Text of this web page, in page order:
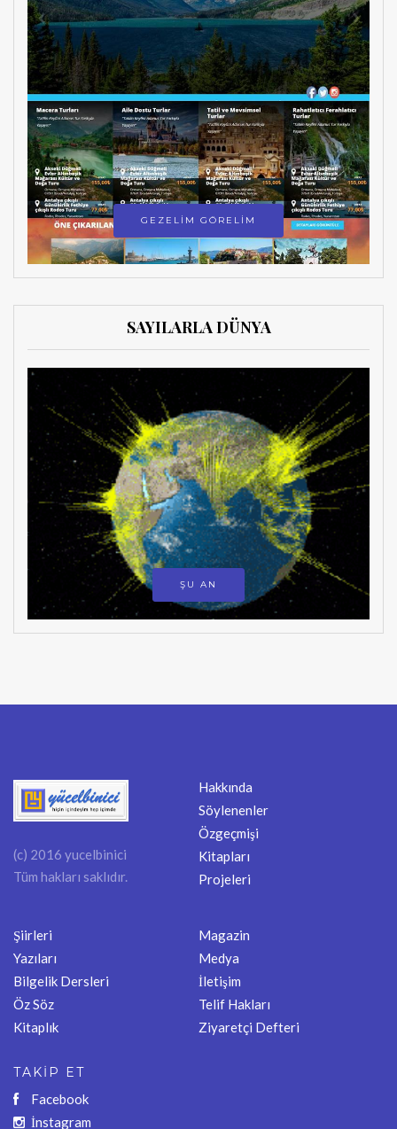
GEZELİM GÖRELİM
SAYILARLA DÜNYA
ŞU AN
(c) 2016 yucelbinici
Tüm hakları saklıdır.
Hakkında
Söylenenler
Özgeçmişi
Kitapları
Projeleri
Şiirleri
Yazıları
Bilgelik Dersleri
Öz Söz
Kitaplık
Magazin
Medya
İletişim
Telif Hakları
Ziyaretçi Defteri
TAKİP ET
Facebook
İnstagram